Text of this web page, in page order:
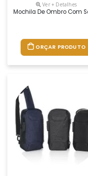
Ver + Detalhes
Mochila De Ombro Com
ORÇAR PRODUTO